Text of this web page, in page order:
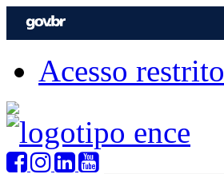
Acesso restrito